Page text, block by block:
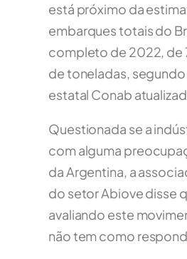
está próximo da
embarques totais do
completo de 2022, de
de toneladas,
estatal Conab
Questionada se a
com alguma
da Argentina, a
do setor Abiove disse
avaliando este
não tem como